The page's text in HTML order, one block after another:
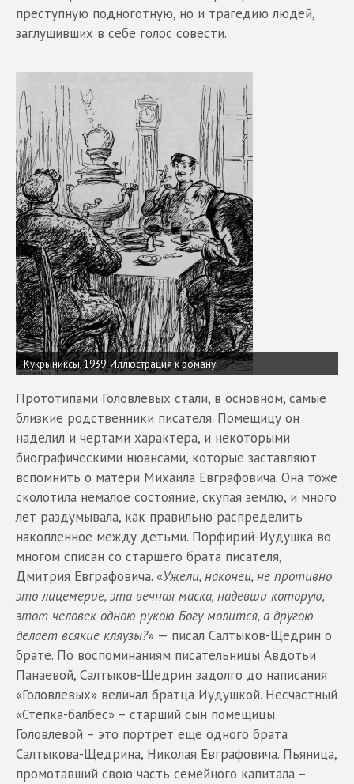
преступную подноготную, но и трагедию людей,
заглушивших в себе голос совести.
Кукрыниксы, 1939. Иллюстрация к роману
Прототипами Головлевых стали, в основном, самые
близкие родственники писателя. Помещицу он
наделил и чертами характера, и некоторыми
биографическими нюансами, которые заставляют
вспомнить о матери Михаила Евграфовича. Она тоже
сколотила немалое состояние, скупая землю, и много
лет раздумывала, как правильно распределить
накопленное между детьми. Порфирий-Иудушка во
многом списан со старшего брата писателя,
Дмитрия Евграфовича. «Ужели, наконец, не противно
это лицемерие, эта вечная маска, надевши которую,
этот человек одною рукою Богу молится, а другою
делает всякие кляузы?» — писал Салтыков-Щедрин о
брате. По воспоминаниям писательницы Авдотьи
Панаевой, Салтыков-Щедрин задолго до написания
«Головлевых» величал братца Иудушкой. Несчастный
«Степка-балбес» – старший сын помещицы
Головлевой – это портрет еще одного брата
Салтыкова-Щедрина, Николая Евграфовича. Пьяница,
промотавший свою часть семейного капитала –